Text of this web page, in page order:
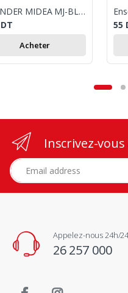
BLENDER MIDEA MJ-BL6006W 800W - INOX
DT
Acheter
55
Inscrivez-
Adresse e-mail
Appelez-nous 24h/
26 257 000